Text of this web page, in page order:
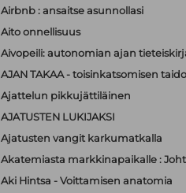
Airbnb : ansaitse asunnollasi
Aito onnellisuus
Aivopeili: autonomian ajan
AJAN TAKAA - toisinkatsomisen
Ajattelun pikkujättiläinen
AJATUSTEN LUKIJAKSI
Ajatusten vangit karkumatkalla
Akatemiasta markkinapaikalle :
Aki Hintsa - Voittamisen anatomia